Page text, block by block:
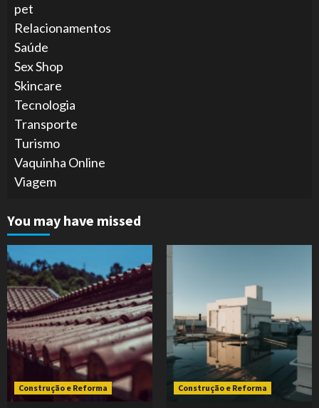
pet
Relacionamentos
Saúde
Sex Shop
Skincare
Tecnologia
Transporte
Turismo
Vaquinha Online
Viagem
You may have missed
Construção e Reforma Construção e Reforma